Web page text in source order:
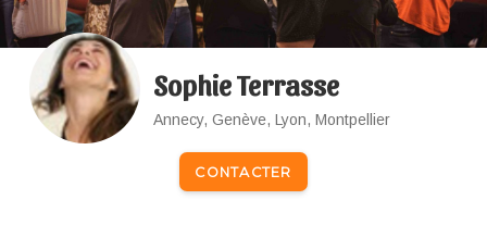
Sophie Terrasse
Annecy, Genève, Lyon, Montpellier
CONTACTER